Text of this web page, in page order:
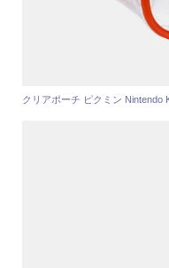
クリアポーチ ピクミン